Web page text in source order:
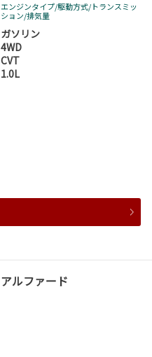
エンジンタイプ/駆動方式/トランスミッ
ション/排気量
ガソリン
4WD
CVT
1.0L
アルファード